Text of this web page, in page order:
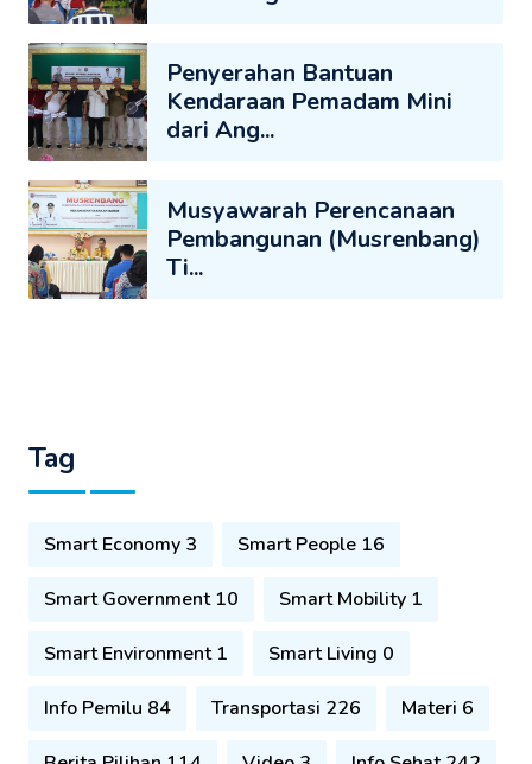
Penyerahan Bantuan
Kendaraan Pemadam Mini
dari Ang...
Musyawarah Perencanaan
Pembangunan (Musrenbang)
Ti...
Tag
Smart Economy 3 Smart People 16
Smart Government 10 Smart Mobility 1
Smart Environment 1 Smart Living 0
Info Pemilu 84 Transportasi 226 Materi 6